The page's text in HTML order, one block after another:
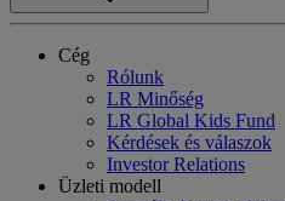
Cég
Rólunk
LR Minőség
LR Global Kids Fund
Kérdések és válaszok
Investor Relations
Üzleti modell